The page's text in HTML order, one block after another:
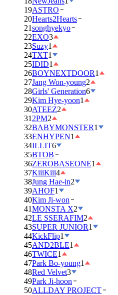
19ASTRO
20Hearts2Hearts
21songhyekyo
22EXO3
23Suzy1
24TXT1
25IDID1
26BOYNEXTDOOR1
27Jang Won-young2
28Girls' Generation6
29Kim Hye-yoon1
30ATEEZ2
31 2PM2
32BABYMONSTER1
33ENHYPEN1
34ILLIT6
35BTOB
36ZEROBASEONE1
37KiiiKiii4
38Jung Hae-in2
39AHOF1
40Kim Ji-won
41MONSTA X2
42LE SSERAFIM2
43SUPER JUNIOR1
44KickFlip1
45AND2BLE1
46TWICE1
47Park Bo-young1
48Red Velvet3
49Park Ji-hoon
50ALLDAY PROJECT
BTS